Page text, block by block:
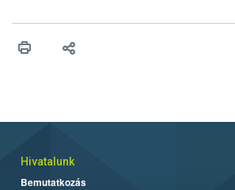
érésű szőlőkben is legyen lehetőség a
felhasználók számára is elérhető és
Hivatalunk
Bemutatkozás